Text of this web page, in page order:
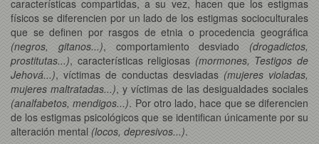
características compartidas, a su vez, hacen que los estigmas
físicos se diferencien por un lado de los estigmas socioculturales
que se definen por rasgos de etnia o procedencia geográfica
(negros, gitanos...), comportamiento desviado (drogadictos,
prostitutas...), características religiosas (mormones, Testigos de
Jehová...), víctimas de conductas desviadas (mujeres violadas,
mujeres maltratadas...), y víctimas de las desigualdades sociales
(analfabetos, mendigos...). Por otro lado, hace que se diferencien
de los estigmas psicológicos que se identifican únicamente por su
alteración mental (locos, depresivos...).